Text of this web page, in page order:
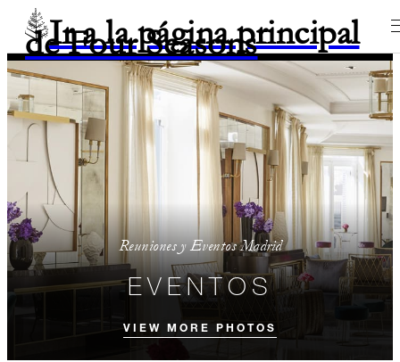
Ir a la página principal
de Four Seasons
Reuniones y Eventos Madrid
EVENTOS
VIEW MORE PHOTOS